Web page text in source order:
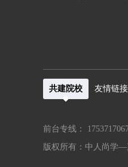
共建院校 友情链接
前台专线：
版权所有：中人尚学